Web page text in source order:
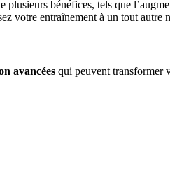
plusieurs bénéfices, tels que
votre entraînement à un tout autre
avancées qui peuvent transformer